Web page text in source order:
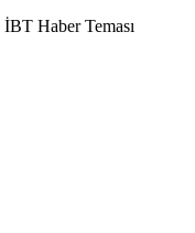
İBT Haber Teması